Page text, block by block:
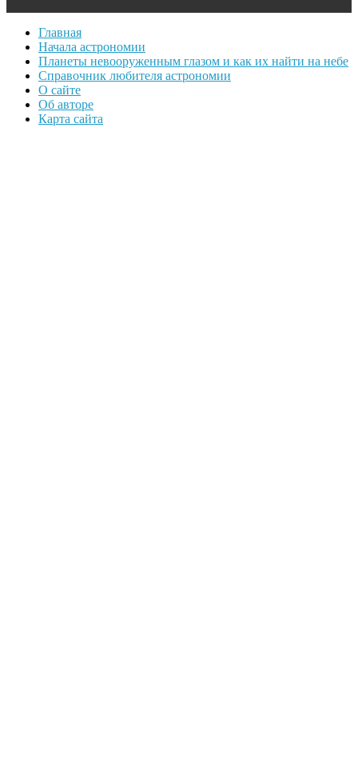
Главная
Начала астрономии
Планеты невооруженным глазом и как их найти на небе
Справочник любителя астрономии
О сайте
Об авторе
Карта сайта